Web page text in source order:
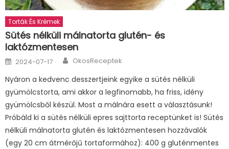
Torták És Krémek
Sütés nélküli málnatorta glutén- és
laktózmentesen
Posted
on
2024-07-17 Author
OkosReceptek
Nyáron a kedvenc desszertjeink egyike a sütés nélküli
gyümölcstorta, ami akkor a legfinomabb, ha friss, idény
gyümölcsből készül. Most a málnára esett a választásunk!
Próbáld ki a sütés nélküli epres sajttorta receptünket is! Sütés
nélküli málnatorta glutén és laktózmentesen hozzávalók
(egy 20 cm átmérőjű tortaformához): 400 g gluténmentes